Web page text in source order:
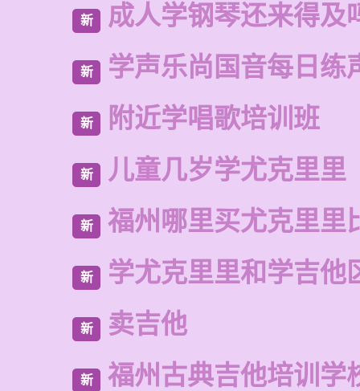
新 成人学钢琴还来得及
新 学声乐尚国音每日练
新 附近学唱歌培训班
新 儿童几岁学尤克里里
新 福州哪里买尤克里里
新 学尤克里里和学吉他
新 卖吉他
新 福州古典吉他培训学